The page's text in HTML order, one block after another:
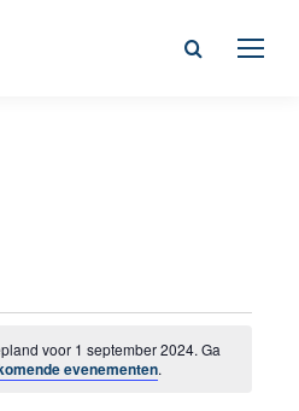
Zoeken:
voor 1 september 2024. Ga
evenementen.